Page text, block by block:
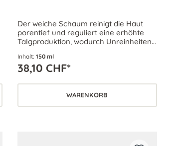
Der weiche Schaum reinigt die Haut
porentief und reguliert eine erhöhte
Talgproduktion, wodurch Unreinheiten
Geeignet für normale und Mischhaut
sowie für ölige und unreine Haut.
Inhalt: 150 ml
38,10 CHF*
WARENKORB